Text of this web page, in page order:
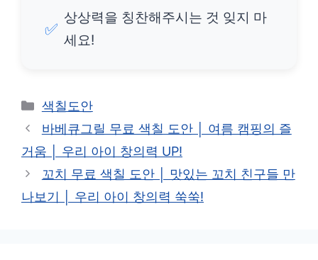
✅
상상력을 칭찬해주시는 것 잊지 마
세요!
카
테
고
리
색칠도안
바베큐그릴 무료 색칠 도안 │ 여름 캠핑의 즐
거움 │ 우리 아이 창의력 UP!
꼬치 무료 색칠 도안 │ 맛있는 꼬치 친구들 만
나보기 │ 우리 아이 창의력 쑥쑥!